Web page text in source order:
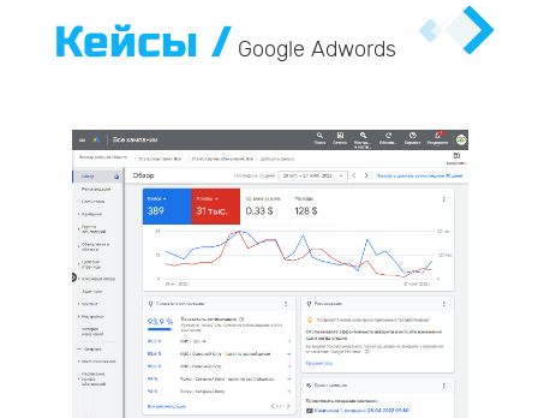
Кейсы / Google Adwords
‹ ›